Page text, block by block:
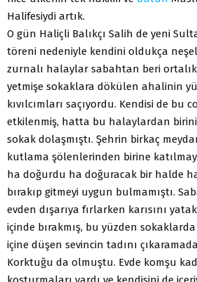
Halifesiydi artık.
O gün Haliçli Balıkçı Salih de yeni
töreni nedeniyle kendini oldukça
zurnalı halaylar sabahtan beri
yetmişe sokaklara dökülen ahalinin
kıvılcımları saçıyordu. Kendisi de bu
etkilenmiş, hatta bu halaylardan
sokak dolaşmıştı. Şehrin birkaç
kutlama şölenlerinden birine
ha doğurdu ha doğuracak bir halde
bırakıp gitmeyi uygun bulmamıştı.
evden dışarıya fırlarken karısını
içinde bırakmış, bu yüzden
içine düşen sevincin tadını
Korktuğu da olmuştu. Evde komşu